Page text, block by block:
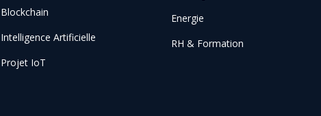
Blockchain
Intelligence Artificielle
Projet IoT
Energie
RH & Formation